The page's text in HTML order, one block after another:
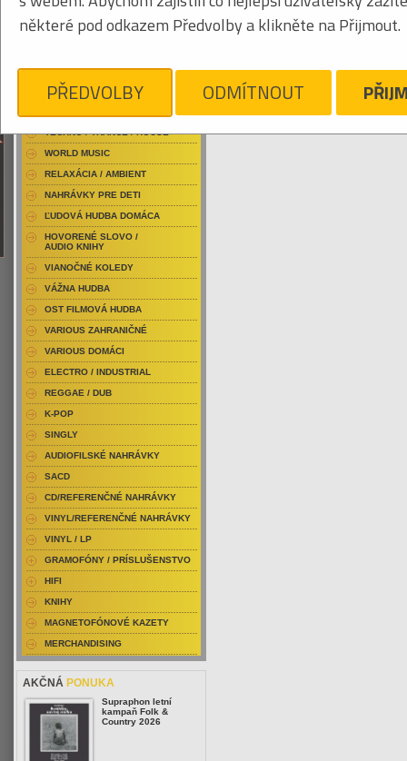
GAYE MARVIN
Je nám ľúto, ale pre daný žáner/
RAP / HIP HOP DOMÁCI
RAP / HIP HOP ZAHRANIČNÝ
DVD / HUDBA
PUNK / HARDCORE
TECHNO / TRANCE / HOUSE
WORLD MUSIC
RELAXÁCIA / AMBIENT
NAHRÁVKY PRE DETI
ĽUDOVÁ HUDBA DOMÁCA
HOVORENÉ SLOVO /
AUDIO KNIHY
VIANOČNÉ KOLEDY
VÁŽNA HUDBA
OST FILMOVÁ HUDBA
VARIOUS ZAHRANIČNÉ
VARIOUS DOMÁCI
ELECTRO / INDUSTRIAL
REGGAE / DUB
K-POP
SINGLY
AUDIOFILSKÉ NAHRÁVKY
SACD
CD/REFERENČNÉ NAHRÁVKY
VINYL/REFERENČNÉ NAHRÁVKY
VINYL / LP
GRAMOFÓNY / PRÍSLUŠENSTVO
HIFI
KNIHY
MAGNETOFÓNOVÉ KAZETY
MERCHANDISING
AKČNÁ PONUKA
Supraphon letní
kampaň Folk &
Country 2026
některé pod odkazem Předvolby a klikněte na Přijmout.
PŘEDVOLBY ODMÍTNOUT